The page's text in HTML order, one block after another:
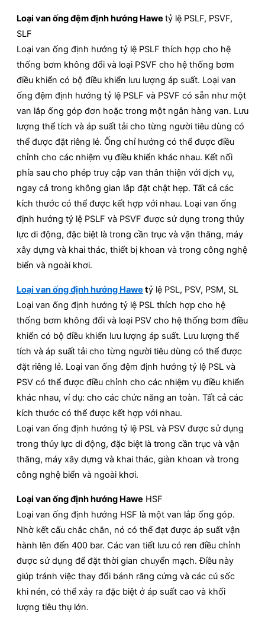
Loại van ống đệm định hướng Hawe tỷ lệ PSLF, PSVF,
SLF
Loại van ống định hướng tỷ lệ PSLF thích hợp cho hệ
thống bơm không đổi và loại PSVF cho hệ thống bơm
điều khiển có bộ điều khiển lưu lượng áp suất. Loại van
ống đệm định hướng tỷ lệ PSLF và PSVF có sẵn như một
van lắp ống góp đơn hoặc trong một ngân hàng van. Lưu
lượng thể tích và áp suất tải cho từng người tiêu dùng có
thể được đặt riêng lẻ. Ống chỉ hướng có thể được điều
chỉnh cho các nhiệm vụ điều khiển khác nhau. Kết nối
phía sau cho phép truy cập van thân thiện với dịch vụ,
ngay cả trong không gian lắp đặt chật hẹp. Tất cả các
kích thước có thể được kết hợp với nhau. Loại van ống
định hướng tỷ lệ PSLF và PSVF được sử dụng trong thủy
lực di động, đặc biệt là trong cần trục và vận thăng, máy
xây dựng và khai thác, thiết bị khoan và trong công nghệ
biển và ngoài khơi.
Loại van ống định hướng Hawe tỷ lệ PSL, PSV, PSM, SL
Loại van ống định hướng tỷ lệ PSL thích hợp cho hệ
thống bơm không đổi và loại PSV cho hệ thống bơm điều
khiển có bộ điều khiển lưu lượng áp suất. Lưu lượng thể
tích và áp suất tải cho từng người tiêu dùng có thể được
đặt riêng lẻ. Loại van ống đệm định hướng tỷ lệ PSL và
PSV có thể được điều chỉnh cho các nhiệm vụ điều khiển
khác nhau, ví dụ: cho các chức năng an toàn. Tất cả các
kích thước có thể được kết hợp với nhau.
Loại van ống định hướng tỷ lệ PSL và PSV được sử dụng
trong thủy lực di động, đặc biệt là trong cần trục và vận
thăng, máy xây dựng và khai thác, giàn khoan và trong
công nghệ biển và ngoài khơi.
Loại van ống định hướng Hawe HSF
Loại van ống định hướng HSF là một van lắp ống góp.
Nhờ kết cấu chắc chắn, nó có thể đạt được áp suất vận
hành lên đến 400 bar. Các van tiết lưu có ren điều chỉnh
được sử dụng để đặt thời gian chuyển mạch. Điều này
giúp tránh việc thay đổi bánh răng cứng và các cú sốc
khi nén, có thể xảy ra đặc biệt ở áp suất cao và khối
lượng tiêu thụ lớn.